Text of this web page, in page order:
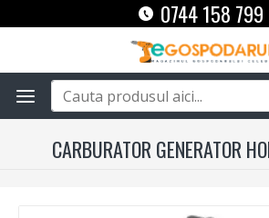
0744 158 799
CARBURATOR GENERATOR